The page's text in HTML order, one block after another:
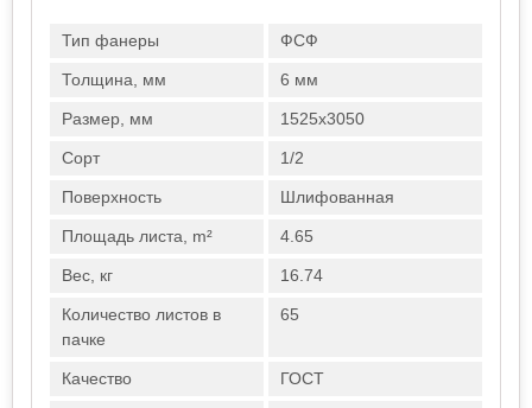
Тип фанеры ФСФ
Толщина, мм 6 мм
Размер, мм 1525х3050
Сорт 1/2
Поверхность Шлифованная
Площадь листа, m² 4.65
Вес, кг 16.74
Количество листов в
пачке
65
Качество ГОСТ